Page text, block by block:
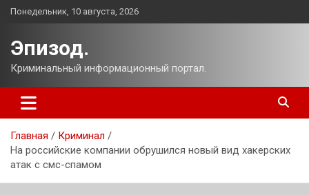
Перейти
Понедельник, 10 августа, 2026
Эпизод.
Криминальный информационный портал.
Главная
Криминал
На российские компании обрушился новый вид хакерских
атак с смс-спамом